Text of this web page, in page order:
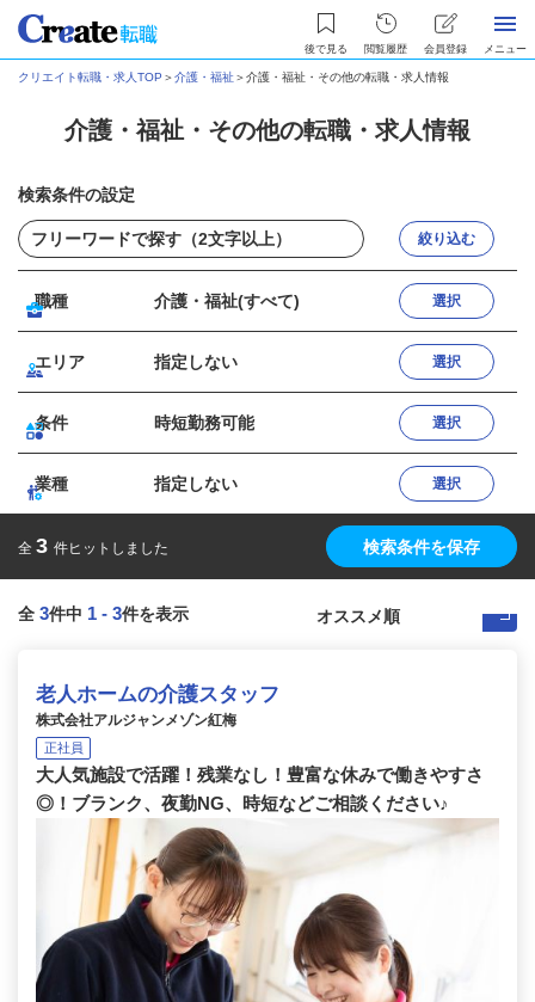
後で見る 閲覧履歴 会員登録 メニュー
クリエイト転職・求人TOP ＞介護・福祉＞介護・福祉・その他の転職・求人情報
介護・福祉・その他の転職・求人情報
検索条件の設定
絞り込む
職種 介護・福祉(すべて) 選択
エリア 指定しない 選択
条件 時短勤務可能 選択
業種 指定しない 選択
全 3 件ヒットしました 検索条件を保存
全 3件中 1 - 3件を表示
老人ホームの介護スタッフ
株式会社アルジャンメゾン紅梅
正社員
大人気施設で活躍！残業なし！豊富な休みで働きやすさ
◎！ブランク、夜勤NG、時短などご相談ください♪